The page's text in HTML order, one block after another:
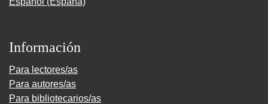
Información
Para lectores/as
Para autores/as
Para bibliotecarios/as